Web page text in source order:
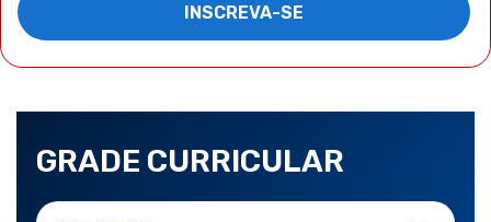
INSCREVA-SE
GRADE CURRICULAR